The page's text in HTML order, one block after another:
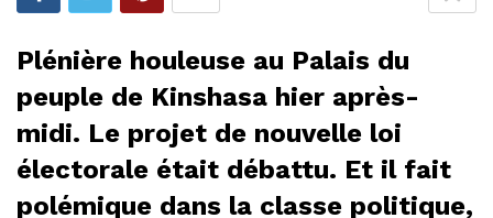
Plénière houleuse au Palais du
peuple de Kinshasa hier après-
midi. Le projet de nouvelle loi
électorale était débattu. Et il fait
polémique dans la classe politique,